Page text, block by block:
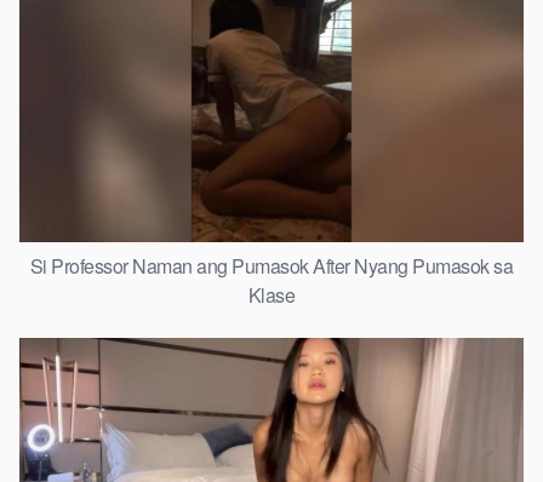
Si Professor Naman ang Pumasok After Nyang Pumasok sa
Klase